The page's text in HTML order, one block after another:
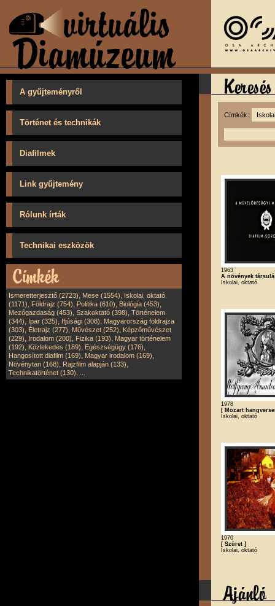
A gyűjteményről
Történet és technikák
Diafilmek
Link gyűjtemény
Rólunk írták
Technikai eszközök
Ismeretterjesztő (2723), Mese (1554), Iskolai, oktató
(1171), Földrajz (754), Politika (610), Biológia (453),
Mezőgazdaság (453), Szakoktató (398), Történelem
(344), Ipar (325), Ifjúsági (308), Magyarország földrajza
(303), Életrajz (277), Művészet (252), Képzőművészet
(229), Irodalom (200), Fizika (193), Magyar történelem
(192), Közlekedés (189), Egészségügy (176),
Hangosított diafilm (169), Magyar irodalom (169),
Növénytan (168), Rajzfilm alapján (133),
Technikatörténet (130),
Címkék:
1963
A növények
Iskolai, oktató
1978
[ Mozart
Iskolai, oktató
1970
[ Szüret ]
Iskolai, oktató